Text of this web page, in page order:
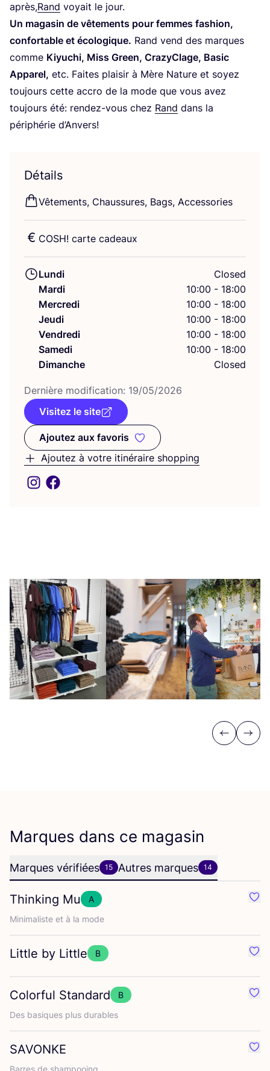
après,Rand voyait le jour.
Un maga­sin de vête­ments pour femmes fashion,
confor­table et éco­lo­gique. Rand vend des marques
comme Kiyu­chi, Miss Green, Cra­zy­Clage, Basic
Appa­rel, etc. Faites plai­sir à Mère Nature et soyez
tou­jours cette accro de la mode que vous avez
tou­jours été: ren­dez-vous chez Rand dans la
péri­phé­rie d’Anvers!
Détails
Vête­ments, Chaus­sures, Bags, Accessories
COSH! carte cadeaux
Lundi
Closed
Mardi
10:00 - 18:00
Mercredi
10:00 - 18:00
Jeudi
10:00 - 18:00
Vendredi
10:00 - 18:00
Samedi
10:00 - 18:00
Dimanche
Closed
Der­nière modi­fi­ca­tion: 19/05/2026
Visitez le site
Ajoutez aux favoris
Ajoutez aux favoris
Ajoutez à votre itinéraire shopping
Previous
Next
Marques dans ce magasin
Marques vérifiées 15 Autres marques 14
Thinking Mu
A
Mini­ma­liste et à la mode
Little by Little B
Colorful Standard
B
Des basiques plus durables
SAVONKE
Barres de shampooing